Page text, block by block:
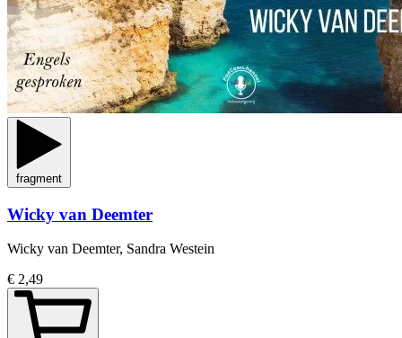
fragment
Wicky van Deemter
Wicky van Deemter, Sandra Westein
€ 2,49